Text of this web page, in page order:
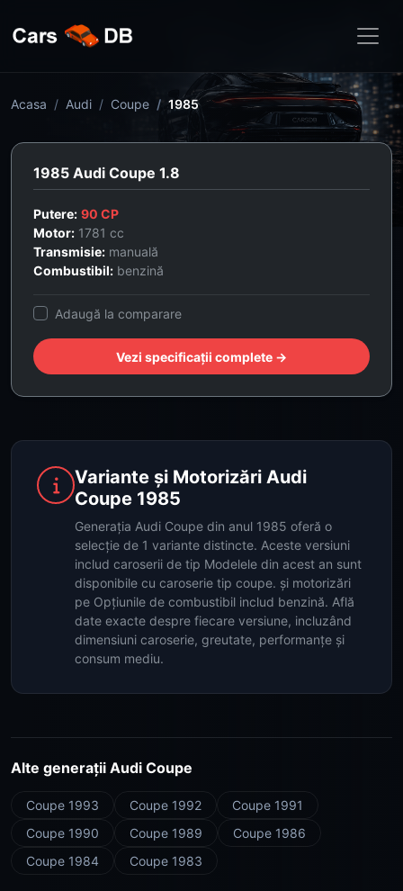
Acasa Audi Coupe 1985
1985 Audi Coupe 1.8
Putere: 90 CP
Motor: 1781 cc
Transmisie: manuală
Combustibil: benzină
Adaugă la comparare
Vezi specificații complete →
Variante și Motorizări Audi
Coupe 1985
Generația Audi Coupe din anul 1985 oferă o
selecție de 1 variante distincte. Aceste versiuni
includ caroserii de tip Modelele din acest an sunt
disponibile cu caroserie tip coupe. și motorizări
pe Opțiunile de combustibil includ benzină. Află
date exacte despre fiecare versiune, incluzând
dimensiuni caroserie, greutate, performanțe și
consum mediu.
Alte generații Audi Coupe
Coupe 1993 Coupe 1992
Coupe 1991
Coupe 1990
Coupe 1989
Coupe 1986
Coupe 1984
Coupe 1983